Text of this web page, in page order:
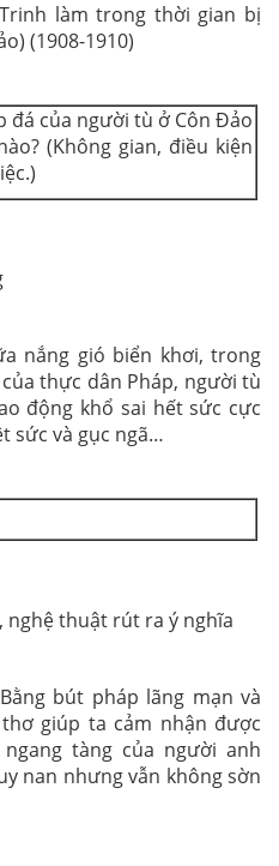
làm trong thời gian bị
(1908-1910)
đá của người tù ở Côn Đảo
(Không gian, điều kiện
nắng gió biển khơi, trong
thực dân Pháp, người tù
động khổ sai hết sức cực
sức và gục ngã…
thuật rút ra ý nghĩa
bút pháp lãng mạn và
giúp ta cảm nhận được
tàng của người anh
nan nhưng vẫn không sờn